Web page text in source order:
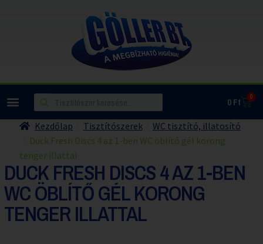
0Ft 0
Kezdőlap Tisztítószerek
WC tisztító, illatosító
Duck Fresh Discs 4 az 1-ben WC öblítő gél korong
tenger illattal
DUCK FRESH DISCS 4 AZ 1-BEN
WC ÖBLÍTŐ GÉL KORONG
TENGER ILLATTAL